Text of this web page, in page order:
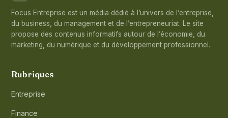
Focus Entreprise est un média dédié à l’univers de l’entreprise,
du business, du management et de l’entrepreneuriat. Le site
propose des contenus informatifs autour de l’économie, du
marketing, du numérique et du développement professionnel.
Rubriques
Entreprise
Finance